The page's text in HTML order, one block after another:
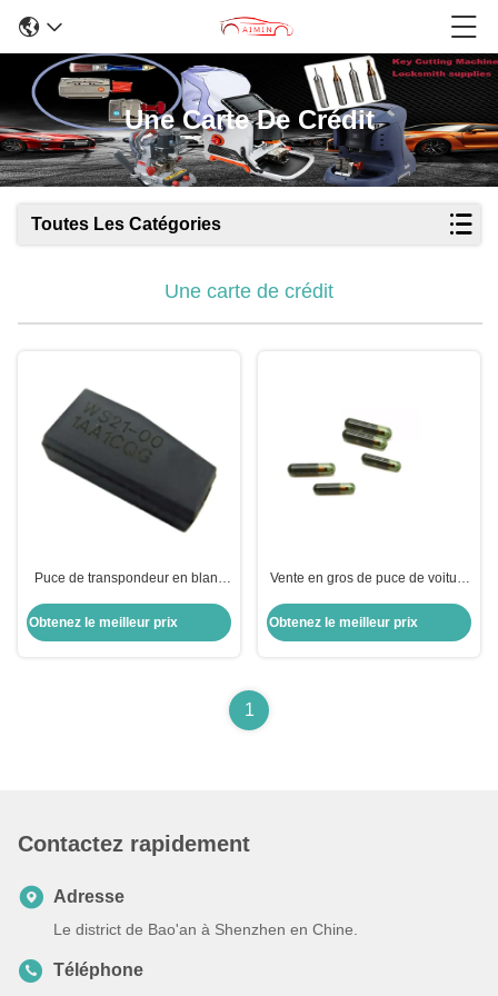
Une Carte De Crédit
Toutes Les Catégories
Une carte de crédit
Puce de transpondeur en blanc
Bit puce de voiture puce pour
Toyota
Obtenez le meilleur prix
Vente en gros de puce de voiture
transpondeur en verre Honda
Rechange de porte-clés de
Obtenez le meilleur prix
1
Contactez rapidement
Adresse
Le district de Bao'an à Shenzhen en Chine.
Téléphone